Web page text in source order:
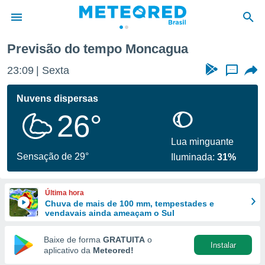
da
fornecidas
a este
das
e
forma
digital
Previsão do tempo Moncagua
23:09 Sexta ...
Nuvens dispersas
26°
Sensação de 29°
Lua minguante
Iluminada:31%
Última hora
Chuva de mais de 100 mm, tempestades e
vendavais ainda ameaçam o Sul
Baixe de forma GRATUITA o
aplicativo da Meteored!
Instalar